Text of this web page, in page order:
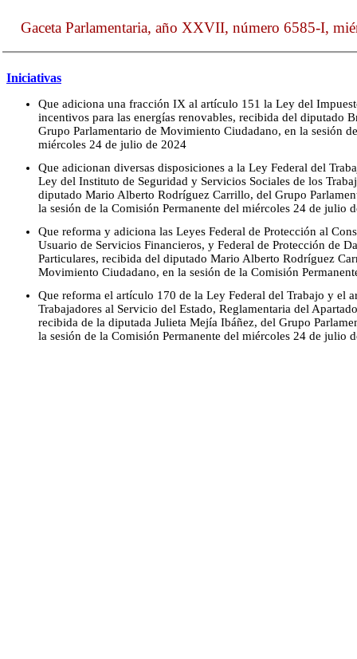
Gaceta Parlamentaria, año XXVII, número 6585-I,
Iniciativas
Que adiciona una fracción IX al artículo 151 la Ley del
incentivos para las energías renovables, recibida del diputado
Grupo Parlamentario de Movimiento Ciudadano, en la sesión
miércoles 24 de julio de 2024
Que adicionan diversas disposiciones a la Ley Federal del
Ley del Instituto de Seguridad y Servicios Sociales de los
diputado Mario Alberto Rodríguez Carrillo, del Grupo
la sesión de la Comisión Permanente del miércoles 24 de julio
Que reforma y adiciona las Leyes Federal de Protección al
Usuario de Servicios Financieros, y Federal de Protección de
Particulares, recibida del diputado Mario Alberto Rodríguez
Movimiento Ciudadano, en la sesión de la Comisión
Que reforma el artículo 170 de la Ley Federal del Trabajo y el
Trabajadores al Servicio del Estado, Reglamentaria del
recibida de la diputada Julieta Mejía Ibáñez, del Grupo
la sesión de la Comisión Permanente del miércoles 24 de julio